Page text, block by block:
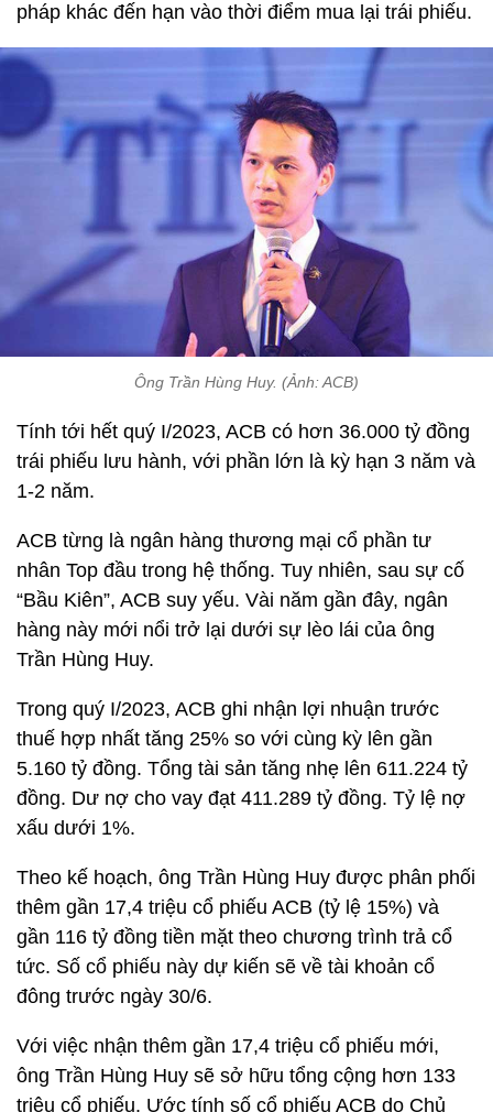
pháp khác đến hạn vào thời điểm mua lại trái phiếu.
Ông Trần Hùng Huy. (Ảnh: ACB)
Tính tới hết quý I/2023, ACB có hơn 36.000 tỷ đồng
trái phiếu lưu hành, với phần lớn là kỳ hạn 3 năm và
1-2 năm.
ACB từng là ngân hàng thương mại cổ phần tư
nhân Top đầu trong hệ thống. Tuy nhiên, sau sự cố
“Bầu Kiên”, ACB suy yếu. Vài năm gần đây, ngân
hàng này mới nổi trở lại dưới sự lèo lái của ông
Trần Hùng Huy.
Trong quý I/2023, ACB ghi nhận lợi nhuận trước
thuế hợp nhất tăng 25% so với cùng kỳ lên gần
5.160 tỷ đồng. Tổng tài sản tăng nhẹ lên 611.224 tỷ
đồng. Dư nợ cho vay đạt 411.289 tỷ đồng. Tỷ lệ nợ
xấu dưới 1%.
Theo kế hoạch, ông Trần Hùng Huy được phân phối
thêm gần 17,4 triệu cổ phiếu ACB (tỷ lệ 15%) và
gần 116 tỷ đồng tiền mặt theo chương trình trả cổ
tức. Số cổ phiếu này dự kiến sẽ về tài khoản cổ
đông trước ngày 30/6.
Với việc nhận thêm gần 17,4 triệu cổ phiếu mới,
ông Trần Hùng Huy sẽ sở hữu tổng cộng hơn 133
triệu cổ phiếu. Ước tính số cổ phiếu ACB do Chủ